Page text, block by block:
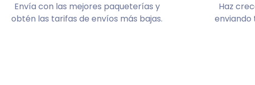
Envía con las mejores paqueterías y
obtén las tarifas de envíos más bajas.
Haz
enviando